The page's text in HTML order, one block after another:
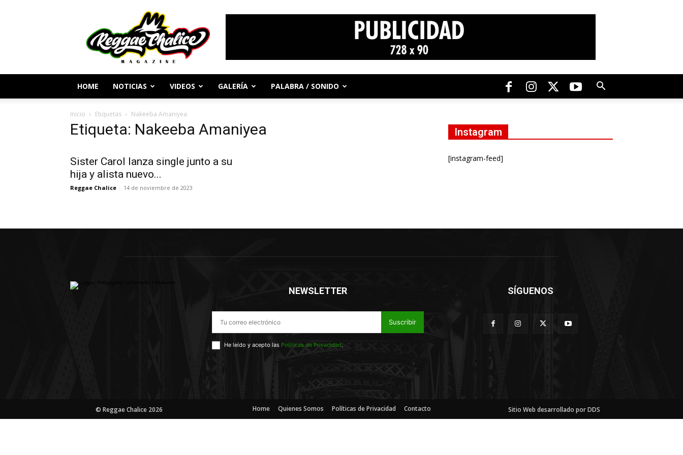
Periodismo
y
Cultura
Reggae
HOME NOTICIAS VIDEOS GALERÍA PALABRA / SONIDO
Inicio Etiquetas Nakeeba Amaniyea
Etiqueta: Nakeeba Amaniyea
Sister Carol lanza single junto a su
hija y alista nuevo...
Reggae Chalice - 14 de noviembre de 2023
Instagram
[instagram-feed]
NEWSLETTER
Suscribir
He leído y acepto las Políticas de Privacidad.
SÍGUENOS
© Reggae Chalice 2026 Home Quienes Somos Políticas de Privacidad Contacto Sitio Web desarrollado por DDS